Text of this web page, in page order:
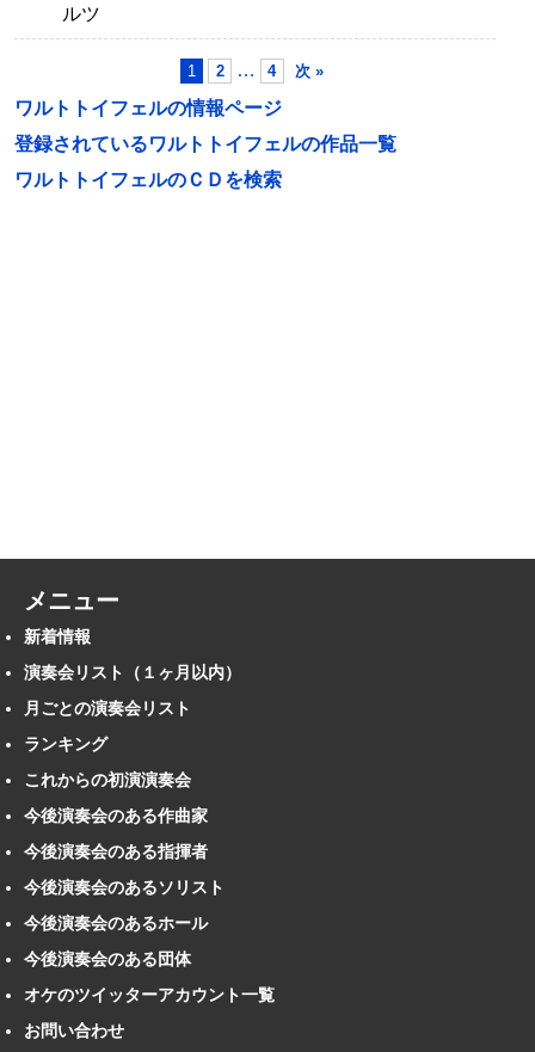
ルツ
1 2 … 4 次 »
ワルトトイフェルの情報ページ
登録されているワルトトイフェルの作品一覧
ワルトトイフェルのＣＤを検索
メニュー
新着情報
演奏会リスト（１ヶ月以内）
月ごとの演奏会リスト
ランキング
これからの初演演奏会
今後演奏会のある作曲家
今後演奏会のある指揮者
今後演奏会のあるソリスト
今後演奏会のあるホール
今後演奏会のある団体
オケのツイッターアカウント一覧
お問い合わせ